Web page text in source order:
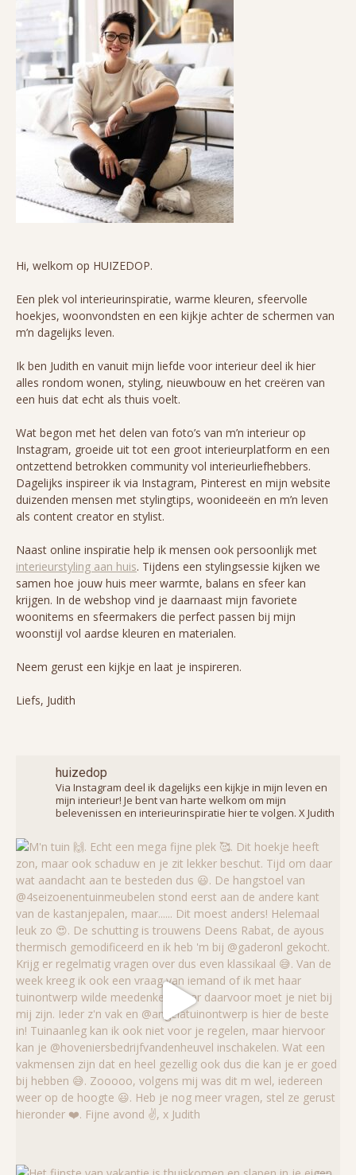
Hi, welkom op HUIZEDOP.
Een plek vol interieurinspiratie, warme kleuren, sfeervolle
hoekjes, woonvondsten en een kijkje achter de schermen van
m’n dagelijks leven.
Ik ben Judith en vanuit mijn liefde voor interieur deel ik hier
alles rondom wonen, styling, nieuwbouw en het creëren van
een huis dat echt als thuis voelt.
Wat begon met het delen van foto’s van m’n interieur op
Instagram, groeide uit tot een groot interieurplatform en een
ontzettend betrokken community vol interieurliefhebbers.
Dagelijks inspireer ik via Instagram, Pinterest en mijn website
duizenden mensen met stylingtips, woonideeën en m’n leven
als content creator en stylist.
Naast online inspiratie help ik mensen ook persoonlijk met
interieurstyling aan huis. Tijdens een stylingsessie kijken we
samen hoe jouw huis meer warmte, balans en sfeer kan
krijgen. In de webshop vind je daarnaast mijn favoriete
woonitems en sfeermakers die perfect passen bij mijn
woonstijl vol aardse kleuren en materialen.
Neem gerust een kijkje en laat je inspireren.
Liefs, Judith
huizedop
Via Instagram deel ik dagelijks een kijkje in mijn leven en
mijn interieur! Je bent van harte welkom om mijn
belevenissen en interieurinspiratie hier te volgen. X Judith